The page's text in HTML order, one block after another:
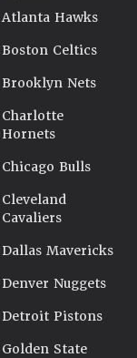
Atlanta Hawks
Boston Celtics
Brooklyn Nets
Charlotte
Hornets
Chicago Bulls
Cleveland
Cavaliers
Dallas Mavericks
Denver Nuggets
Detroit Pistons
Golden State